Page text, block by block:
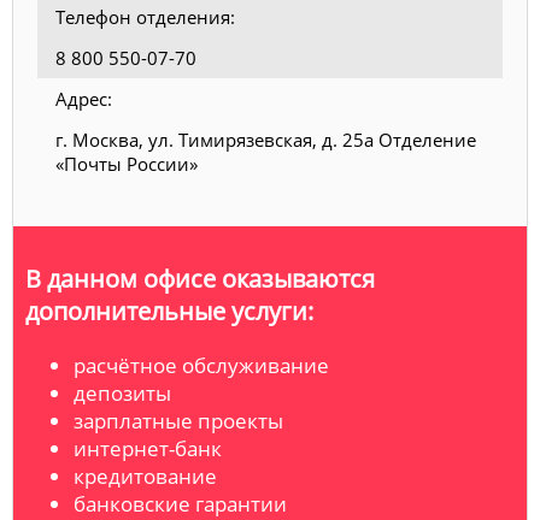
Телефон отделения:
8 800 550-07-70
Адрес:
г. Москва, ул. Тимирязевская, д. 25а Отделение
«Почты России»
В данном офисе оказываются
дополнительные услуги:
расчётное обслуживание
депозиты
зарплатные проекты
интернет-банк
кредитование
банковские гарантии